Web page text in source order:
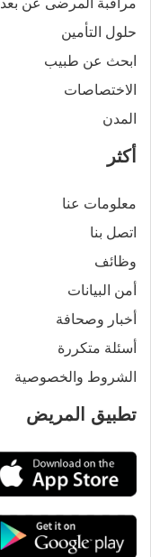
حلول التأمين
ابحث عن طبيب
الاختصاصات
المدن
أكثر
معلومات عنا
اتصل بنا
وظائف
أمن البيانات
أخبار وصحافة
أسئلة متكررة
الشروط والخصوصية
تطبيق المريض